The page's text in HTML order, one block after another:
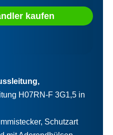
kaufen
H07RN-F 3G1,5 in
Schutzart